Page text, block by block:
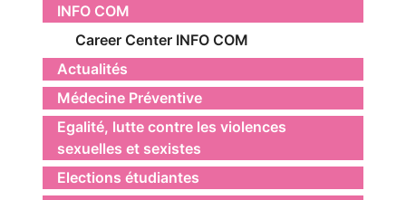
INFO COM
Career Center INFO COM
Actualités
Médecine Préventive
Egalité, lutte contre les violences
sexuelles et sexistes
Elections étudiantes